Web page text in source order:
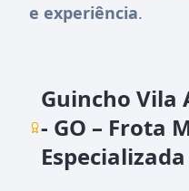
e experiência.
Guincho Vila
- GO – Frota
Especializada